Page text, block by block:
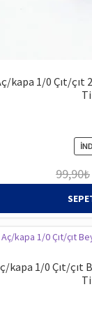
kapa 1/0 Çıt/çıt
99,90₺
kapa 1/0 Çıt/çıt